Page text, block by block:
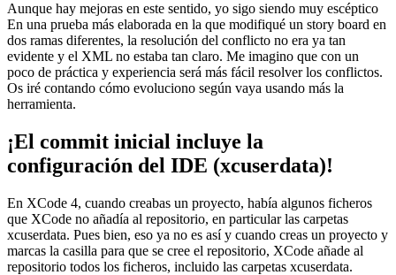
Aunque hay mejoras en este sentido, yo sigo siendo muy escéptico
En una prueba más elaborada en la que modifiqué un story board en
dos ramas diferentes, la resolución del conflicto no era ya tan
evidente y el XML no estaba tan claro. Me imagino que con un
poco de práctica y experiencia será más fácil resolver los conflictos.
Os iré contando cómo evoluciono según vaya usando más la
herramienta.
¡El commit inicial incluye la
configuración del IDE (xcuserdata)!
En XCode 4, cuando creabas un proyecto, había algunos ficheros
que XCode no añadía al repositorio, en particular las carpetas
xcuserdata. Pues bien, eso ya no es así y cuando creas un proyecto y
marcas la casilla para que se cree el repositorio, XCode añade al
repositorio todos los ficheros, incluido las carpetas xcuserdata.